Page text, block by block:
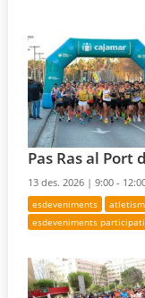
Pas Ras al Port
13 des. 2026 |9:00 -
esdeveniments
esdeveniments